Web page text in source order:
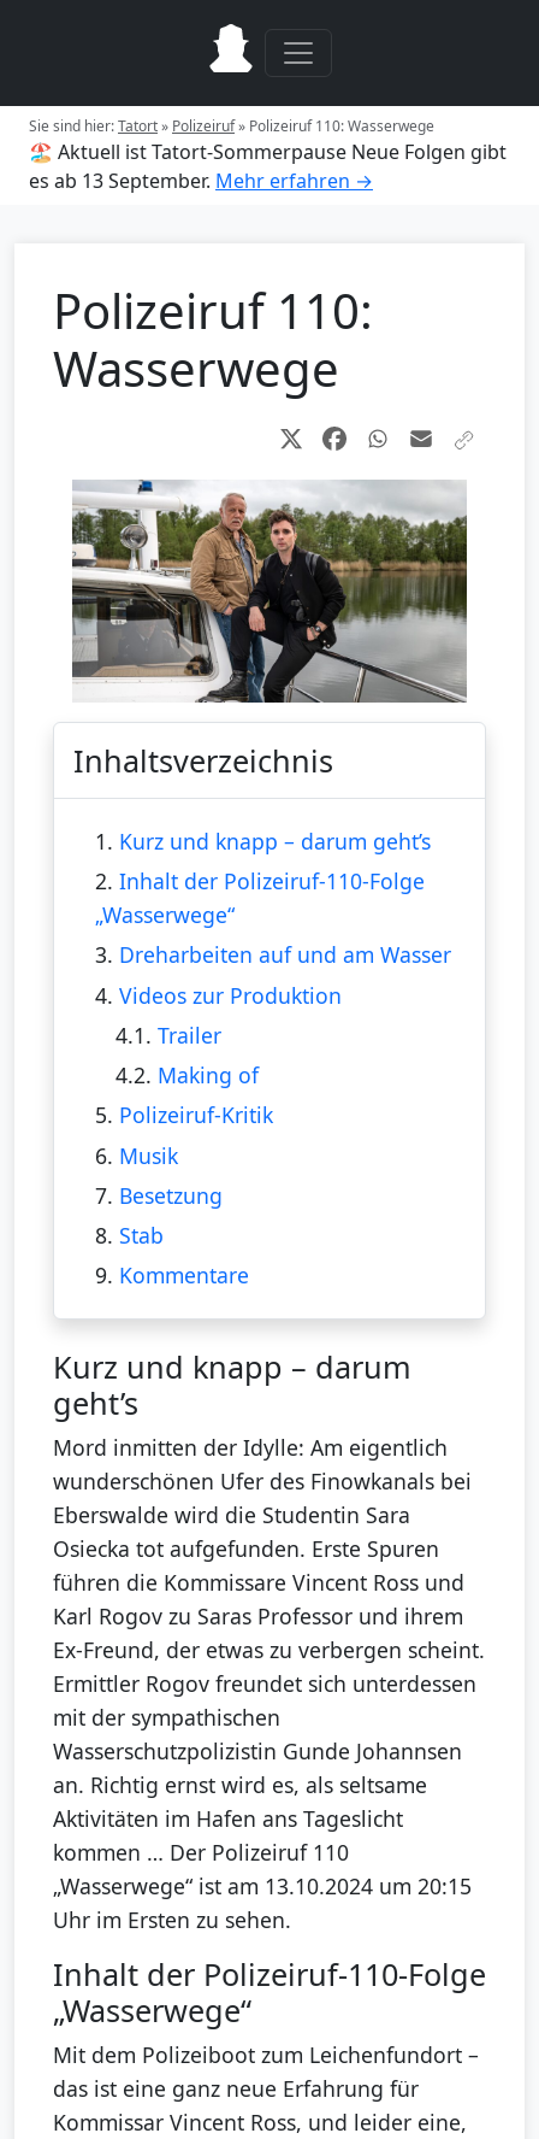
Sie sind hier:Tatort» Polizeiruf» Polizeiruf 110: Wasserwege
🏖️ Aktuell ist Tatort-Sommerpause Neue Folgen gibt
es ab 13 September. Mehr erfahren →
Polizeiruf 110:
Wasserwege
Inhaltsverzeichnis
1. Kurz und knapp – darum geht’s
2. Inhalt der Polizeiruf-110-Folge
„Wasserwege“
3. Dreharbeiten auf und am Wasser
4. Videos zur Produktion
4.1.Trailer
4.2. Making of
5. Polizeiruf-Kritik
6. Musik
7. Besetzung
8. Stab
9. Kommentare
Kurz und knapp – darum
geht’s
Mord inmitten der Idylle: Am eigentlich
wunderschönen Ufer des Finowkanals bei
Eberswalde wird die Studentin Sara
Osiecka tot aufgefunden. Erste Spuren
führen die Kommissare Vincent Ross und
Karl Rogov zu Saras Professor und ihrem
Ex-Freund, der etwas zu verbergen scheint.
Ermittler Rogov freundet sich unterdessen
mit der sympathischen
Wasserschutzpolizistin Gunde Johannsen
an. Richtig ernst wird es, als seltsame
Aktivitäten im Hafen ans Tageslicht
kommen … Der Polizeiruf 110
„Wasserwege“ ist am 13.10.2024 um 20:15
Uhr im Ersten zu sehen.
Inhalt der Polizeiruf-110-Folge
„Wasserwege“
Mit dem Polizeiboot zum Leichenfundort –
das ist eine ganz neue Erfahrung für
Kommissar Vincent Ross, und leider eine,